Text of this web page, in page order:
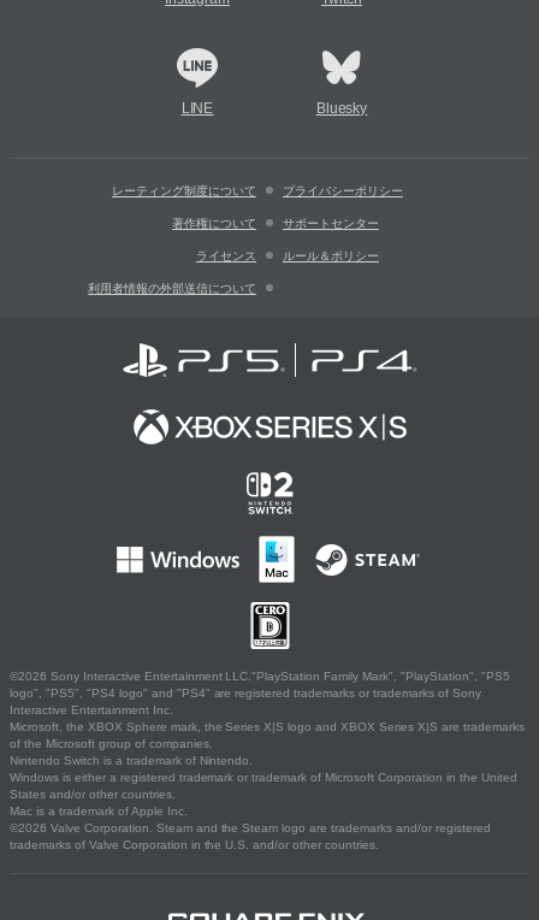
LINE Bluesky
レーティング制度について プライバシーポリシー
著作権について サポートセンター
ライセンス ルール＆ポリシー
利用者情報の外部送信について
©2026 Sony Interactive Entertainment LLC."PlayStation Family Mark", "PlayStation", "PS5
logo", "PS5", "PS4 logo" and "PS4" are registered trademarks or trademarks of Sony
Interactive Entertainment Inc.
Microsoft, the XBOX Sphere mark, the Series X|S logo and XBOX Series X|S are trademarks
of the Microsoft group of companies.
Nintendo Switch is a trademark of Nintendo.
Windows is either a registered trademark or trademark of Microsoft Corporation in the United
States and/or other countries.
Mac is a trademark of Apple Inc.
©2026 Valve Corporation. Steam and the Steam logo are trademarks and/or registered
trademarks of Valve Corporation in the U.S. and/or other countries.